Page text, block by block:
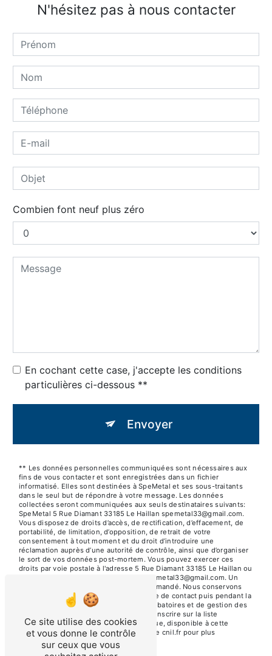
N'hésitez pas à nous contacter
Combien font neuf plus zéro
En cochant cette case, j'accepte les conditions
particulières ci-dessous **
Envoyer
** Les données personnelles communiquées sont nécessaires aux
fins de vous contacter et sont enregistrées dans un fichier
informatisé. Elles sont destinées à SpeMetal et ses sous-traitants
dans le seul but de répondre à votre message. Les données
collectées seront communiquées aux seuls destinataires suivants:
SpeMetal 5 Rue Diamant 33185 Le Haillan spemetal33@gmail.com.
Vous disposez de droits d’accès, de rectification, d’effacement, de
portabilité, de limitation, d’opposition, de retrait de votre
consentement à tout moment et du droit d’introduire une
réclamation auprès d’une autorité de contrôle, ainsi que d’organiser
le sort de vos données post-mortem. Vous pouvez exercer ces
droits par voie postale à l'adresse 5 Rue Diamant 33185 Le Haillan ou
par courrier électronique à l'adresse spemetal33@gmail.com. Un
justificatif d'identité pourra vous être demandé. Nous conservons
vos données pendant la période de prise de contact puis pendant la
durée de prescription légale aux fins probatoires et de gestion des
contentieux. Vous avez le droit de vous inscrire sur la liste
d'opposition au démarchage téléphonique, disponible à cette
adresse: Bloctel.gouv.fr . Consultez le site cnil.fr pour plus
d’informations sur vos droits.
Ce site utilise des cookies
et vous donne le contrôle
sur ceux que vous